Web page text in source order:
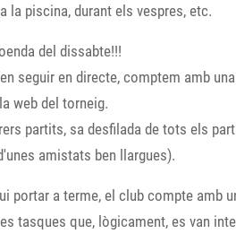
la piscina, durant els vespres, etc.
del dissabte!!!
seguir en directe, comptem amb
web del torneig.
partits, sa desfilada de tots els
amistats ben llargues).
portar a terme, el club compte amb
tasques que, lògicament, es van